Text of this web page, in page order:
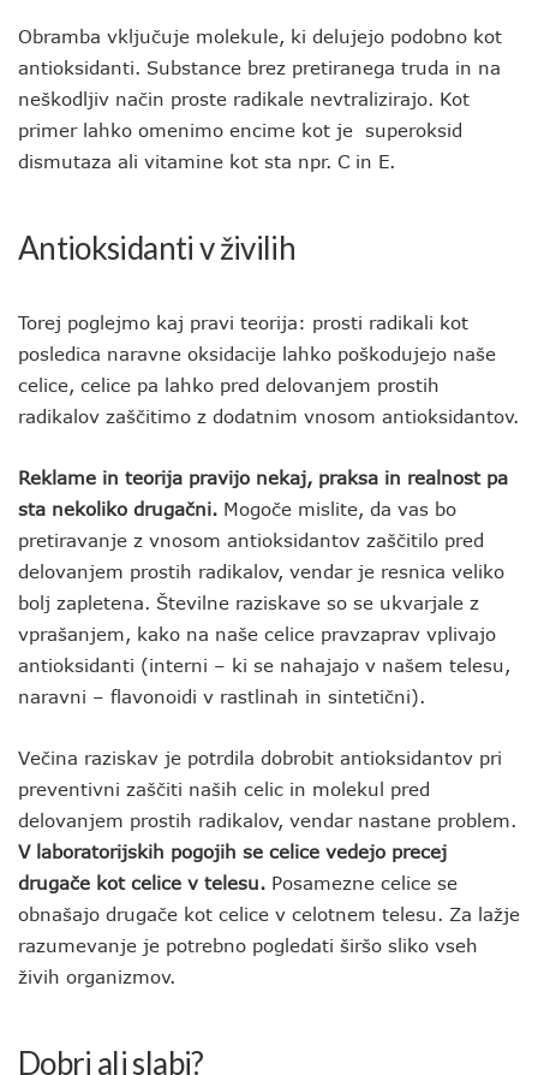
Obramba vključuje molekule, ki delujejo podobno kot
antioksidanti. Substance brez pretiranega truda in na
neškodljiv način proste radikale nevtralizirajo. Kot
primer lahko omenimo encime kot je superoksid
dismutaza ali vitamine kot sta npr. C in E.
Antioksidanti v živilih
Torej poglejmo kaj pravi teorija: prosti radikali kot
posledica naravne oksidacije lahko poškodujejo naše
celice, celice pa lahko pred delovanjem prostih
radikalov zaščitimo z dodatnim vnosom antioksidantov.
Reklame in teorija pravijo nekaj, praksa in realnost pa
sta nekoliko drugačni. Mogoče mislite, da vas bo
pretiravanje z vnosom antioksidantov zaščitilo pred
delovanjem prostih radikalov, vendar je resnica veliko
bolj zapletena. Številne raziskave so se ukvarjale z
vprašanjem, kako na naše celice pravzaprav vplivajo
antioksidanti (interni – ki se nahajajo v našem telesu,
naravni – flavonoidi v rastlinah in sintetični).
Večina raziskav je potrdila dobrobit antioksidantov pri
preventivni zaščiti naših celic in molekul pred
delovanjem prostih radikalov, vendar nastane problem.
V laboratorijskih pogojih se celice vedejo precej
drugače kot celice v telesu. Posamezne celice se
obnašajo drugače kot celice v celotnem telesu. Za lažje
razumevanje je potrebno pogledati širšo sliko vseh
živih organizmov.
Dobri ali slabi?